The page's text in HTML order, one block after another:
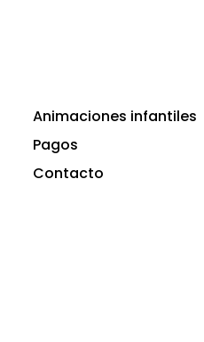
Animaciones infantiles
Pagos
Contacto